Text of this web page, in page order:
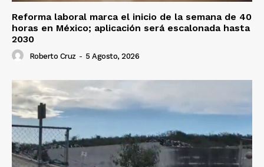
Reforma laboral marca el inicio de la semana de 40
horas en México; aplicación será escalonada hasta
2030
Roberto Cruz - 5 Agosto, 2026